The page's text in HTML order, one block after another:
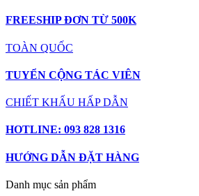
FREESHIP ĐƠN TỪ 500K
TOÀN QUỐC
TUYỂN CỘNG TÁC VIÊN
CHIẾT KHẤU HẤP DẪN
HOTLINE: 093 828 1316
HƯỚNG DẪN ĐẶT HÀNG
Danh mục sản phẩm